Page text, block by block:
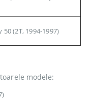
(2T, 1994-1997)
modele: